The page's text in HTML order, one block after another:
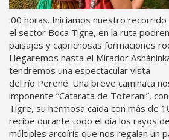
:00 horas. Iniciamos nuestro
el sector Boca Tigre, en la ruta
paisajes y caprichosas formaciones
Llegaremos hasta el Mirador
tendremos una espectacular vista
del río Perené. Una breve caminata
imponente “Catarata de Toterani”,
Tigre, su hermosa caída con más de
recibe durante todo el día los rayos
múltiples arcoíris que nos regalan un